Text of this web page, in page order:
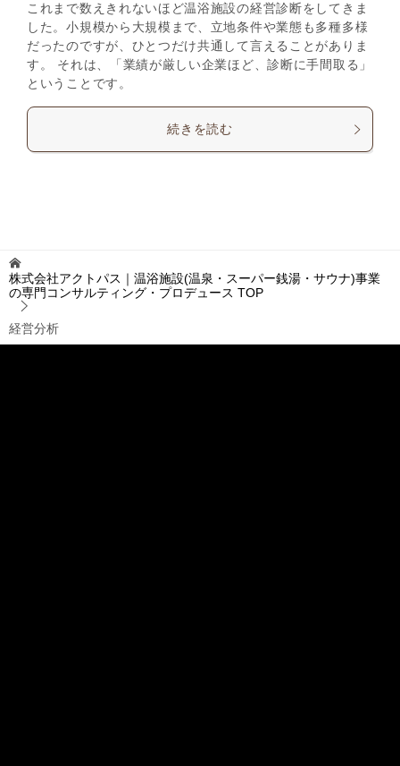
これまで数えきれないほど温浴施設の経営診断をしてきま
した。小規模から大規模まで、立地条件や業態も多種多様
だったのですが、ひとつだけ共通して言えることがありま
す。 それは、「業績が厳しい企業ほど、診断に手間取る」
ということです。
続きを読む
株式会社アクトパス｜温浴施設(温泉・スーパー銭湯・サウナ)事業
の専門コンサルティング・プロデュース TOP
経営分析